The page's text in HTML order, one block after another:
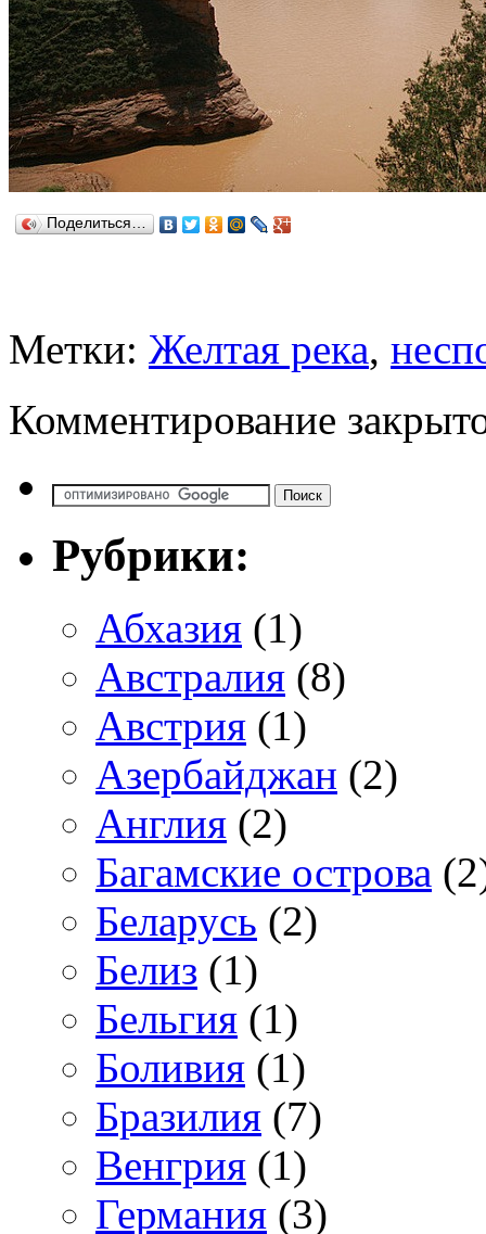
Поделиться…
Метки: Желтая река,
Комментирование
Рубрики:
Абхазия (1)
Австралия (8)
Австрия (1)
Азербайджан (2)
Англия (2)
Багамские острова
Беларусь (2)
Белиз (1)
Бельгия (1)
Боливия (1)
Бразилия (7)
Венгрия (1)
Германия (3)